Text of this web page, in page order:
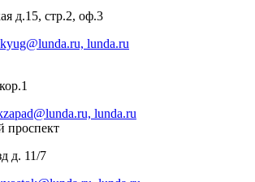
д.15, стр.2, оф.3
lunda.ru
lunda.ru
д. 11/7